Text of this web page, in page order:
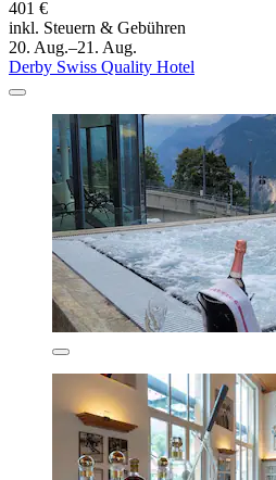
401 €
inkl. Steuern & Gebühren
20. Aug.–21. Aug.
Derby Swiss Quality Hotel